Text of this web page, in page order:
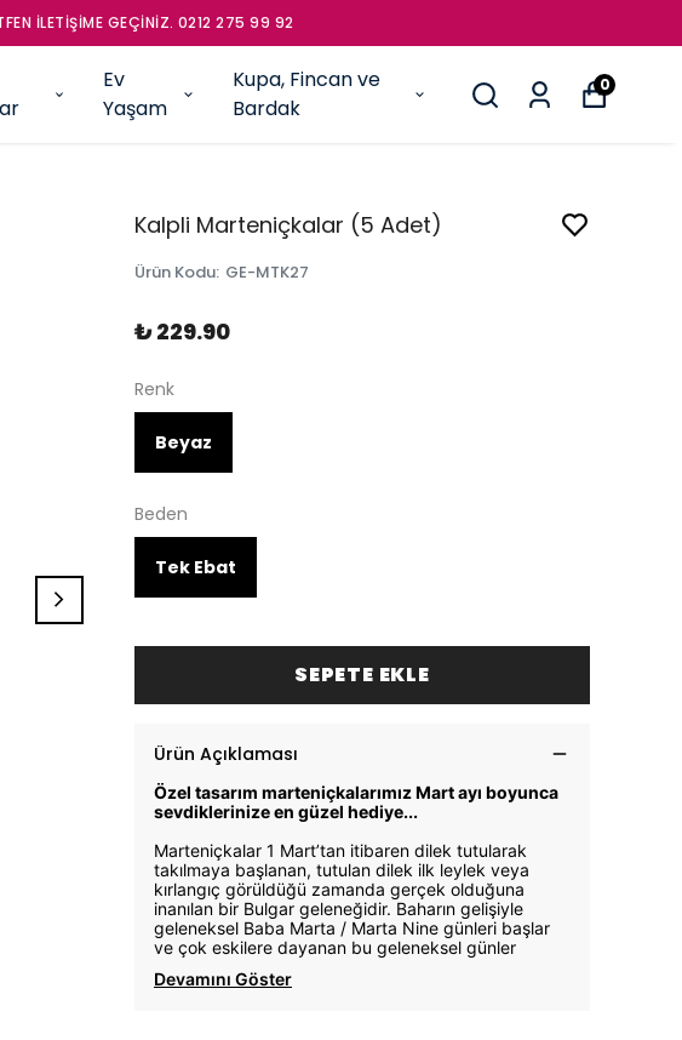
İLETİŞİME GEÇİNİZ. 0212 275 99 92
Ev
Yaşam
Kupa, Fincan ve
Bardak
0
Kalpli Marteniçkalar (5 Adet)
Ürün Kodu: GE-MTK27
₺ 229.90
Renk
Beyaz
Beden
Tek Ebat
SEPETE EKLE
Ürün Açıklaması
Özel tasarım marteniçkalarımız Mart ayı boyunca
sevdiklerinize en güzel hediye...
Marteniçkalar 1 Mart’tan itibaren dilek tutularak
takılmaya başlanan, tutulan dilek ilk leylek veya
kırlangıç görüldüğü zamanda gerçek olduğuna
inanılan bir Bulgar geleneğidir. Baharın gelişiyle
geleneksel Baba Marta / Marta Nine günleri başlar
ve çok eskilere dayanan bu geleneksel günler
Devamını Göster